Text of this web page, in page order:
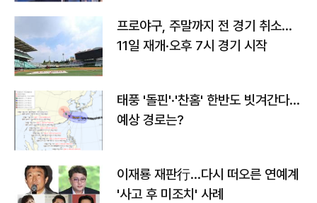
프로야구, 주말까지 전 경기 취소…
11일 재개·오후 7시 경기 시작
태풍 '돌핀'·'찬홈' 한반도 빗겨간다…
예상 경로는?
이재룡 재판行…다시 떠오른 연예계
'사고 후 미조치' 사례